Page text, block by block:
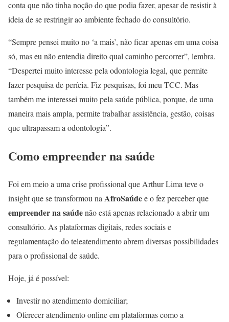
conta que não tinha noção do que podia fazer, apesar de resistir à
ideia de se restringir ao ambiente fechado do consultório.
“Sempre pensei muito no ‘a mais’, não ficar apenas em uma coisa
só, mas eu não entendia direito qual caminho percorrer”, lembra.
“Despertei muito interesse pela odontologia legal, que permite
fazer pesquisa de perícia. Fiz pesquisas, foi meu TCC. Mas
também me interessei muito pela saúde pública, porque, de uma
maneira mais ampla, permite trabalhar assistência, gestão, coisas
que ultrapassam a odontologia”.
Como empreender na saúde
Foi em meio a uma crise profissional que Arthur Lima teve o
insight que se transformou na AfroSaúdee o fez perceber que
empreender na saúdenão está apenas relacionado a abrir um
consultório. As plataformas digitais, redes sociais e
regulamentação do teleatendimento abrem diversas possibilidades
para o profissional de saúde.
Hoje, já é possível:
Investir no atendimento domiciliar;
Oferecer atendimento online em plataformas como a